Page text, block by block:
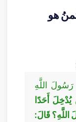
هو
اللَّهِ
يُدْخِلَ أَحَدًا
اللَّهِ؟ قَالَ: